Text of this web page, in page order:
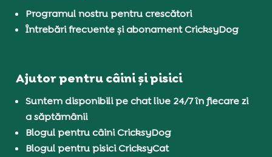
Programul nostru pentru crescători
Întrebări frecvente și abonament CricksyDog
Ajutor pentru câini și pisici
Suntem disponibili pe chat live 24/7 în fiecare zi
a săptămânii
Blogul pentru câini CricksyDog
Blogul pentru pisici CricksyCat